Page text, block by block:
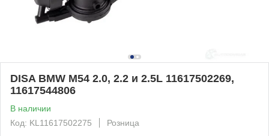
DISA BMW M54 2.0, 2.2 и 2.5L 11617502269,
11617544806
В наличии
Код: KL11617502275
Розница